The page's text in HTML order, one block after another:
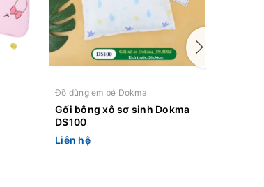
Đồ dùng em bé Dokma
Gối bông xô sơ sinh Dokma
DS100
Liên hệ